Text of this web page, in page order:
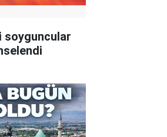
soyguncular